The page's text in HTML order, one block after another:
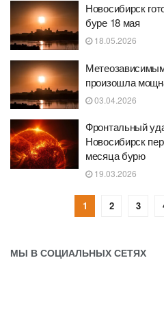
Новосибирск
буре 18 мая
18.05.2026
произошла
03.04.2026
Фронтальный
Новосибирск
месяца бурю
19.03.2026
1 2 3
МЫ В СОЦИАЛЬНЫХ СЕТЯХ